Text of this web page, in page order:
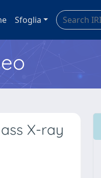
Sfoglia
X-ray